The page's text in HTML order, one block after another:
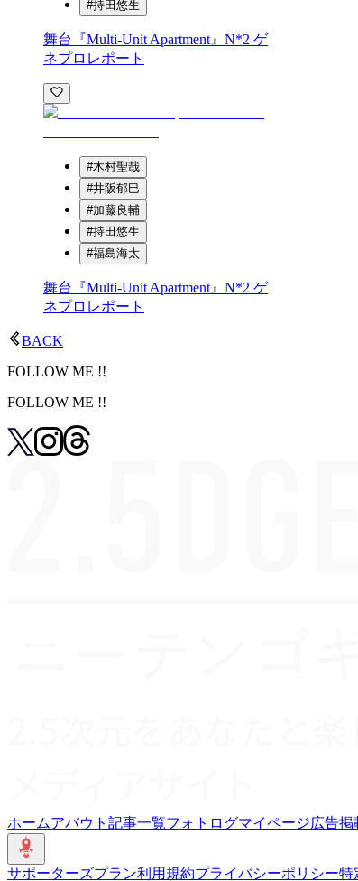
#持⽥悠⽣
舞台『Multi-Unit Apartment』N*2 ゲ
ネプロレポート
#⽊村聖哉
#井阪郁巳
#加藤良輔
#持⽥悠⽣
#福島海太
舞台『Multi-Unit Apartment』N*2 ゲ
ネプロレポート
BACK
FOLLOW ME !!
FOLLOW ME !!
ホームアバウト 記事一覧フォトログマイページ広告掲
サポーターズプラン利用規約プライバシーポリシー特